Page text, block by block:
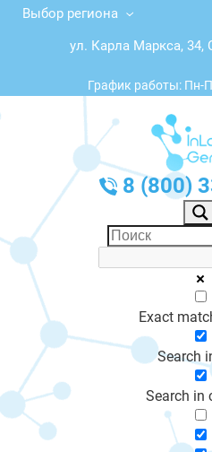
Выбор региона
ул. Карла Маркса, 34,
График работы: Пн-
8 (800)
Exact
Search
Search in